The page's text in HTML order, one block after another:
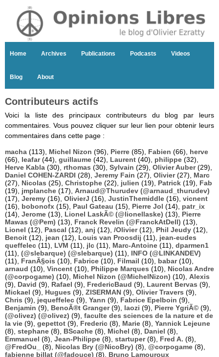
Home Archives Publications Podcasts Videos
Blog About
Contributeurs actifs
Voici la liste des principaux contributeurs du blog par leurs
commentaires. Vous pouvez cliquer sur leur lien pour obtenir leurs
commentaires dans cette page :
macha (113), Michel Nizon (96), Pierre (85), Fabien (66), herve
(66), leafar(44), guillaume (42), Laurent (40), philippe (32),
Herve Kabla (30), rthomas (30), Sylvain (29), Olivier Auber(29),
Daniel COHEN-ZARDI (28), Jeremy Fain (27), Olivier(27), Marc
(27), Nicolas (25), Christophe (22), julien (19), Patrick (19), Fab
(19), jmplanche (17), Arnaud@Thurudev (@arnaud_thurudev)
(17), Jeremy (16), OlivierJ (16), JustinThemiddle (16), vicnent
(16), bobonofx (15), Paul Gateau (15), Pierre Jol (14), patr_ix
(14), Jerome (13), Lionel LaskÃ© (@lionellaske) (13), Pierre
Mawas (@Pem) (13), Franck Revelin (@FranckAtDell) (13),
Lionel (12), Pascal (12), anj (12), /Olivier(12), Phil Jeudy (12),
Benoit (12), jean (12), Louis van Proosdij (11), jean-eudes
queffelec (11), LVM (11), jlc (11), Marc-Antoine (11), dparmen1
(11), (@slebarque) (@slebarque) (11), INFO (@LINKANDEV)
(11), FranÃ§ois (10), Fabrice (10), Filmail (10), babar(10),
arnaud (10), Vincent (10), Philippe Marques (10), Nicolas Andre
(@corpogame) (10), Michel Nizon (@MichelNizon) (10), Alexis
(9), David (9), Rafael (9), FredericBaud (9), Laurent Bervas (9),
Mickael (9), Hugues (9), ZISERMAN (9), Olivier Travers (9),
Chris (9), jequeffelec (9), Yann (9), Fabrice Epelboin (9),
Benjamin (9), BenoÃ®t Granger(9), laozi (9), Pierre YgriÃ© (9),
(@olivez) (@olivez) (9), faculte des sciences de la nature et de
la vie (9), gepettot (9), Frederic (8), Marie (8), Yannick Lejeune
(8), stephane (8), BScache (8), Michel (8), Daniel (8),
Emmanuel (8), Jean-Philippe (8), startuper(8), Fred A. (8),
@FredOu_
(8), Nicolas Bry (@NicoBry) (8), @corpogame (8),
fabienne billat (@fadouce) (8), Bruno Lamouroux